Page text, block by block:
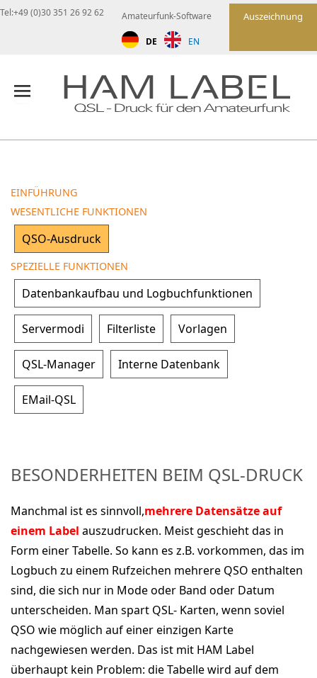
Auszeichnung
Amateurfunk-Software
DE EN
Tel:+49 (0)30 351 26 92 62
EINFÜHRUNG
WESENTLICHE FUNKTIONEN
QSO-Ausdruck
SPEZIELLE FUNKTIONEN
Datenbankaufbau und Logbuchfunktionen
Servermodi Filterliste Vorlagen
QSL-Manager Interne Datenbank
EMail-QSL
BESONDERHEITEN BEIM QSL-DRUCK
Manchmal ist es sinnvoll,mehrere Datensätze auf
einem Label auszudrucken. Meist geschieht das in
Form einer Tabelle. So kann es z.B. vorkommen, das im
Logbuch zu einem Rufzeichen mehrere QSO enthalten
sind, die sich nur in Mode oder Band oder Datum
unterscheiden. Man spart QSL- Karten, wenn soviel
QSO wie möglich auf einer einzigen Karte
nachgewiesen werden. Das ist mit HAM Label
überhaupt kein Problem: die Tabelle wird auf dem